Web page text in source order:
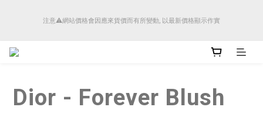
注意⚠️網站價格會因應來貨價而有所變動, 以最新價格顯示作實
順豐香港將於4月14日起減少SMS短訊發送, 所有快件自取訊息通知將全部改為透過官
Dior - Forever Blush